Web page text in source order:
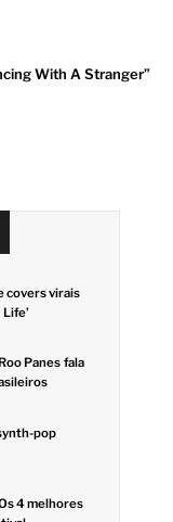
With A Stranger”
covers virais
Panes fala
pop
4 melhores